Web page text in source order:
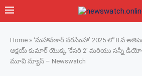
Home » ‘మహావతార్ నరసింహా’ 2025 లో 8 వ
అక్షయ్ కుమార్ యొక్క ‘కేసరి 2’ మరియు సన్నీ
మూవీ న్యూస్ – Newswatch